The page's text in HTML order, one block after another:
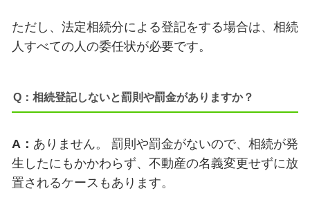
ただし、法定相続分による登記をする場合は、相続
人すべての人の委任状が必要です。
Q：相続登記しないと罰則や罰金がありますか？
A： ありません。 罰則や罰金がないので、相続が発
生したにもかかわらず、不動産の名義変更せずに放
置されるケースもあります。